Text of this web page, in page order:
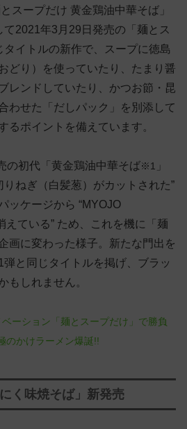
スープだけ 黄金鶏油中華そば」
2021年3月29日発売の「麺とス
イトルの新作で、スープに徳島
どり）を使っていたり、たまり醤
レンドしていたり、かつお節・昆
わせた「だしパック」を別添して
るポイントを備えています。
の初代「黄金鶏油中華そば※1 」
りねぎ（白髪葱）がカットされた”
ッケージから “MYOJO
ている” ため、これを機に「麺
画に変わった様子。新たな門出を
と同じタイトルを掲げ、ブラッ
もしれません。
ーション「麺とスープだけ」で勝負
のかけラーメン爆誕!!
く味焼そば」新発売